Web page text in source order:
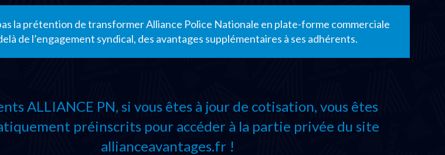
la prétention de transformer Alliance Police Nationale en plate-forme commerciale
de l’engagement syndical, des avantages supplémentaires à ses adhérents.
ALLIANCE PN, si vous êtes à jour de cotisation, vous êtes
préinscrits pour accéder à la partie privée du site
allianceavantages.fr !